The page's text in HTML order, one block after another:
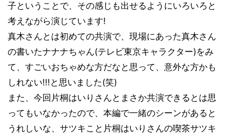
子ということで、その感じも出せるようにいろいろと
考えながら演じています!
真木さんとは初めての共演で、現場にあった真木さん
の書いたナナナちゃん(テレビ東京キャラクター)をみ
て、すごいおちゃめな方だなと思って、意外な方かも
しれない!!!と思いました(笑)
また、今回片桐はいりさんとまさか共演できるとは思
ってもいなかったので、本編で一緒のシーンがあると
うれしいな、サツキこと片桐はいりさんの喫茶サツキ